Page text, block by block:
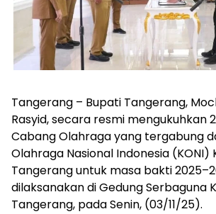
Tangerang – Bupati Tangerang,
Rasyid, secara resmi mengukuhkan
Cabang Olahraga yang tergabung
Olahraga Nasional Indonesia (KONI)
Tangerang untuk masa bakti
dilaksanakan di Gedung Serbaguna
Tangerang, pada Senin, (03/11/25).